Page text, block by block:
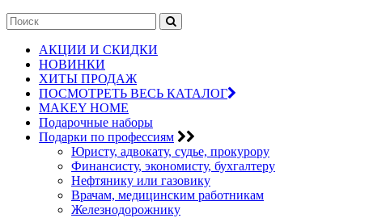
АКЦИИ И СКИДКИ
НОВИНКИ
ХИТЫ ПРОДАЖ
ПОСМОТРЕТЬ ВЕСЬ КАТАЛОГ
MAKEY HOME
Подарочные наборы
Подарки по профессиям
Юристу, адвокату, судье, прокурору
Финансисту, экономисту, бухгалтеру
Нефтянику или газовику
Врачам, медицинским работникам
Железнодорожнику